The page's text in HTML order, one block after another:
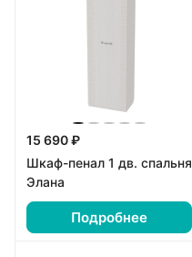
15 690 ₽
Шкаф-пенал 1 дв. спальня
Элана
Подробнее